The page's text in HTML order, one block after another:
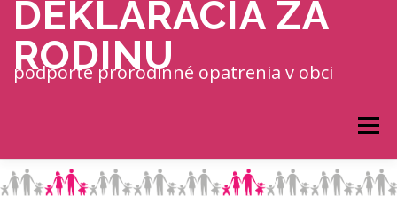
Prejsť na obsah
DEKLARÁCIA ZA
RODINU
podporte prorodinné opatrenia v obci
Menu